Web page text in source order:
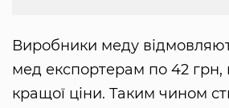
Виробники меду
мед експортерам по 42 грн,
кращої ціни. Таким чином